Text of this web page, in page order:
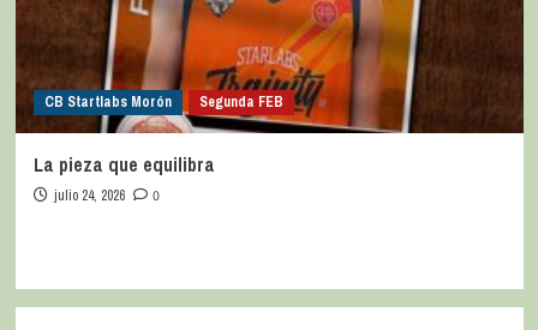
CB Startlabs Morón Segunda FEB
La pieza que equilibra
julio 24, 2026 0